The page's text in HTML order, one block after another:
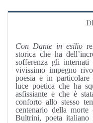
Con Dante in esilio
storica che ha
sofferenza gli internati
vivissimo impegno
poesia e in particolare
luce poetica che ha
asfissiante e che è
conforto allo stesso
centenario della
Bultrini, poeta